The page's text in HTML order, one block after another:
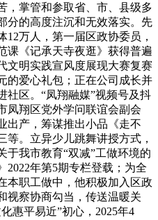
，掌管和参取省、市、县级多
分的高度注沉和无效落实。先
万人，第一届区政协委员，
课《记承天寺夜逛》获得普遍
文明实践宣风度展现大赛复赛
的爱心礼包；正在公司成长并
社区。“凤翔融媒”视频号及抖
凤翔区党外学问联谊会副会
出产，筹谋推出小品《走不
等。立异少儿跳舞讲授方式，
于我市教育“双减”工做环境的
2022年第5期专栏登载；为全
本职工做中，他积极加入区政
视察协商勾当，传送温暖关
惠平易近”初心，2025年4